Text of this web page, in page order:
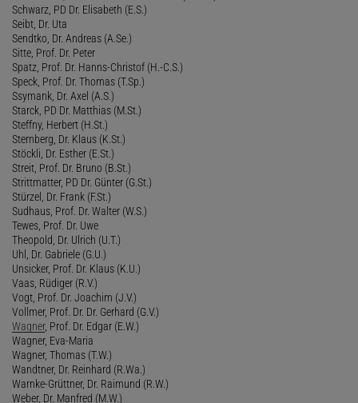
Schwarz, PD Dr. Elisabeth (E.S.)
Seibt, Dr. Uta
Sendtko, Dr. Andreas (A.Se.)
Sitte, Prof. Dr. Peter
Spatz, Prof. Dr. Hanns-Christof (H.-C.S.)
Speck, Prof. Dr. Thomas (T.Sp.)
Ssymank, Dr. Axel (A.S.)
Starck, PD Dr. Matthias (M.St.)
Steffny, Herbert (H.St.)
Sternberg, Dr. Klaus (K.St.)
Stöckli, Dr. Esther (E.St.)
Streit, Prof. Dr. Bruno (B.St.)
Strittmatter, PD Dr. Günter (G.St.)
Stürzel, Dr. Frank (F.St.)
Sudhaus, Prof. Dr. Walter (W.S.)
Tewes, Prof. Dr. Uwe
Theopold, Dr. Ulrich (U.T.)
Uhl, Dr. Gabriele (G.U.)
Unsicker, Prof. Dr. Klaus (K.U.)
Vaas, Rüdiger (R.V.)
Vogt, Prof. Dr. Joachim (J.V.)
Vollmer, Prof. Dr. Dr. Gerhard (G.V.)
Wagner, Prof. Dr. Edgar (E.W.)
Wagner, Eva-Maria
Wagner, Thomas (T.W.)
Wandtner, Dr. Reinhard (R.Wa.)
Warnke-Grüttner, Dr. Raimund (R.W.)
Weber, Dr. Manfred (M.W.)